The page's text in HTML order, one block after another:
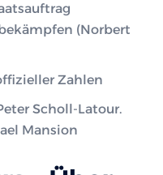
(Norbert
Zahlen
Scholl-Latour.
Mansion